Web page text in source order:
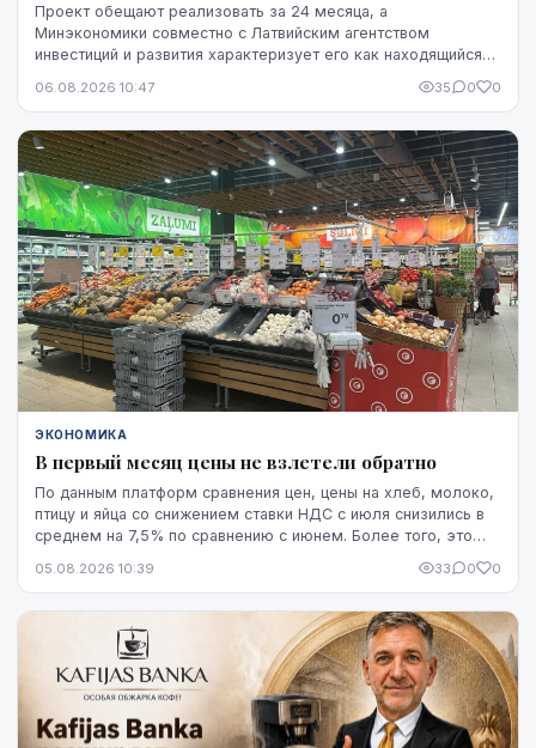
Проект обещают реализовать за 24 месяца, а
Минэкономики совместно с Латвийским агентством
инвестиций и развития характеризует его как находящийся
ни модель ракет, ни владелец технологий, ни
необходимого финансирования уже обеспечена и на чем
основан прогноз экспорта.
06.08.2026 10:47 35 0 0
ЭКОНОМИКА
В первый месяц цены не взлетели обратно
По данным платформ сравнения цен, цены на хлеб, молоко,
птицу и яйца со снижением ставки НДС с июля снизились в
среднем на 7,5% по сравнению с июнем. Более того, это
данный момент - до начала августа.
05.08.2026 10:39 33 0 0